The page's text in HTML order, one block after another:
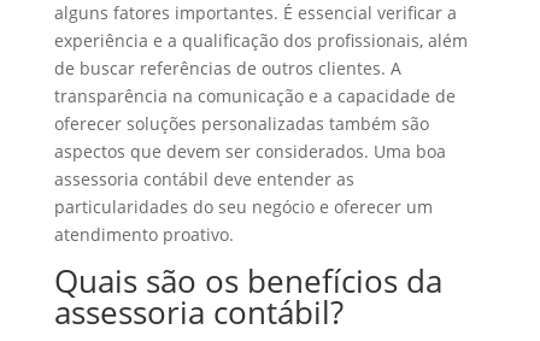
alguns fatores importantes. É essencial verificar a
experiência e a qualificação dos profissionais, além
de buscar referências de outros clientes. A
transparência na comunicação e a capacidade de
oferecer soluções personalizadas também são
aspectos que devem ser considerados. Uma boa
assessoria contábil deve entender as
particularidades do seu negócio e oferecer um
atendimento proativo.
Quais são os benefícios da
assessoria contábil?